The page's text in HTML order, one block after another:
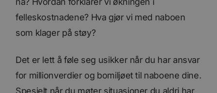
felleskostnadene? Hva gjør vi med naboen
som klager på støy?
Det er lett å føle seg usikker når du har ansvar
for millionverdier og bomiljøet til naboene dine.
Spesielt når du møter situasjoner du aldri har